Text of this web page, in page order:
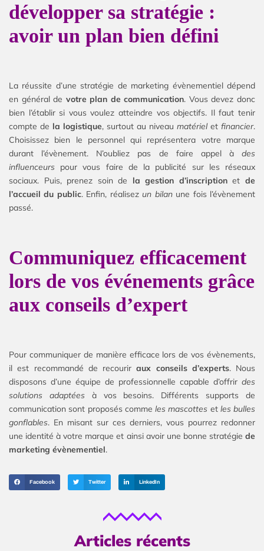
développer sa stratégie :
avoir un plan bien défini
La réussite d’une stratégie de marketing évènementiel dépend
en général de votre plan de communication. Vous devez donc
bien l’établir si vous voulez atteindre vos objectifs. Il faut tenir
compte de la logistique, surtout au niveau matérielet financier.
Choisissez bien le personnel qui représentera votre marque
durant l’évènement. N’oubliez pas de faire appel à des
influenceurs pour vous faire de la publicité sur les réseaux
sociaux. Puis, prenez soin de la gestion d’inscriptionetde
l’accueil du public. Enfin, réalisez un bilanune fois l’évènement
passé.
Communiquez efficacement
lors de vos événements grâce
aux conseils d’expert
Pour communiquer de manière efficace lors de vos évènements,
il est recommandé de recouriraux conseils d’experts. Nous
disposons d’une équipe de professionnelle capable d’offrir des
solutions adaptées à vos besoins. Différents supports de
communication sont proposés comme les mascottes et les bulles
gonflables. En misant sur ces derniers, vous pourrez redonner
une identité à votre marque et ainsi avoir une bonne stratégie de
marketing évènementiel.
Facebook Twitter LinkedIn
Articles récents